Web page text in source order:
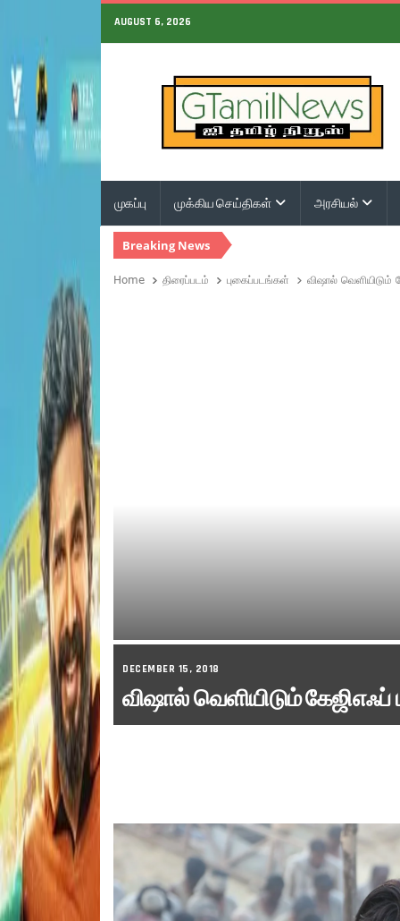
AUGUST 6, 2026
முகப்பு முக்கிய செய்திகள் அரசியல்
Breaking News
Home திரைப்படம் புகைப்படங்கள் விஷால் வெளியிடும்
DECEMBER 15, 2018
விஷால் வெளியிடும் கேஜிஎஃப்